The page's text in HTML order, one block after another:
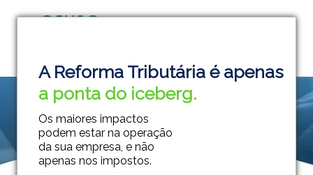
A Reforma Tributária é apenas
a ponta do iceberg.
Os maiores impactos
podem estar na operação
da sua empresa, e não
apenas nos impostos.
Grupo Módulos
Sistemas Contábeis e Empresariais